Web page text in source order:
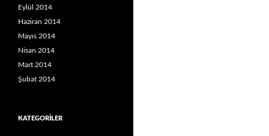
Eylül 2014
Haziran 2014
Mayıs 2014
Nisan 2014
Mart 2014
Şubat 2014
KATEGORILER